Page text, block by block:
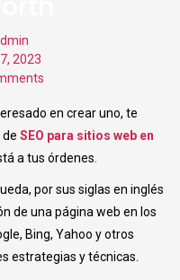
2023
on
mejor
agencia
de
para
sitios
web
Chatsworth
en crear uno, te
SEO para sitios web en
a tus órdenes.
por sus siglas en inglés
de una página web en los
Bing, Yahoo y otros
estrategias y técnicas.